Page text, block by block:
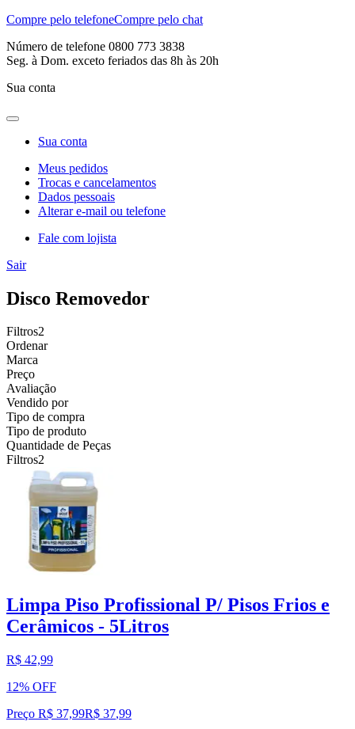
Compre pelo telefoneCompre pelo chat
Número de telefone 0800 773 3838
Seg. à Dom. exceto feriados das 8h às 20h
Sua conta
Sua conta
Meus pedidos
Trocas e cancelamentos
Dados pessoais
Alterar e-mail ou telefone
Fale com lojista
Sair
Disco Removedor
Filtros2
Ordenar
Marca
Preço
Avaliação
Vendido por
Tipo de compra
Tipo de produto
Quantidade de Peças
Filtros2
Limpa Piso Profissional P/ Pisos Frios e
Cerâmicos - 5Litros
R$ 42,99
12% OFF
Preço R$ 37,99R$ 37,99